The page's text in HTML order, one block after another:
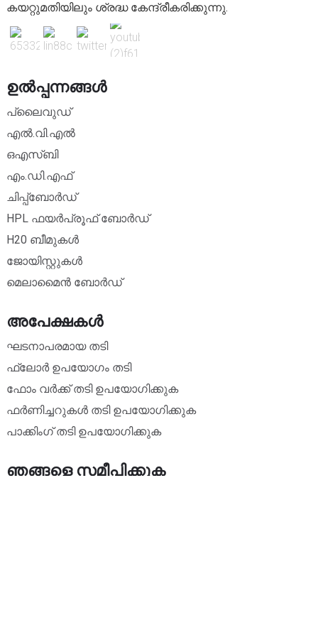
കയറ്റുമതിയിലും ശ്രദ്ധ കേന്ദ്രീകരിക്കുന്നു.
ഉൽപ്പന്നങ്ങൾ
പ്ലൈവുഡ്
എൽ.വി.എൽ
ഒഎസ്ബി
എം.ഡി.എഫ്
ചിപ്പ്ബോർഡ്
HPL ഫയർപ്രൂഫ് ബോർഡ്
H20 ബീമുകൾ
ജോയിസ്റ്റുകൾ
മെലാമൈൻ ബോർഡ്
അപേക്ഷകൾ
ഘടനാപരമായ തടി
ഫ്ലോർ ഉപയോഗം തടി
ഫോം വർക്ക് തടി ഉപയോഗിക്കുക
ഫർണിച്ചറുകൾ തടി ഉപയോഗിക്കുക
പാക്കിംഗ് തടി ഉപയോഗിക്കുക
ഞങ്ങളെ സമീപിക്കുക